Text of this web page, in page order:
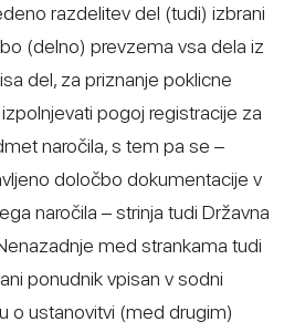
razdelitev del (tudi) izbrani
(delno) prevzema vsa dela iz
del, za priznanje poklicne
pogoj registracije za
naročila, s tem pa se –
določbo dokumentacije v
naročila – strinja tudi Državna
med strankama tudi
ponudnik vpisan v sodni
o ustanovitvi (med drugim)